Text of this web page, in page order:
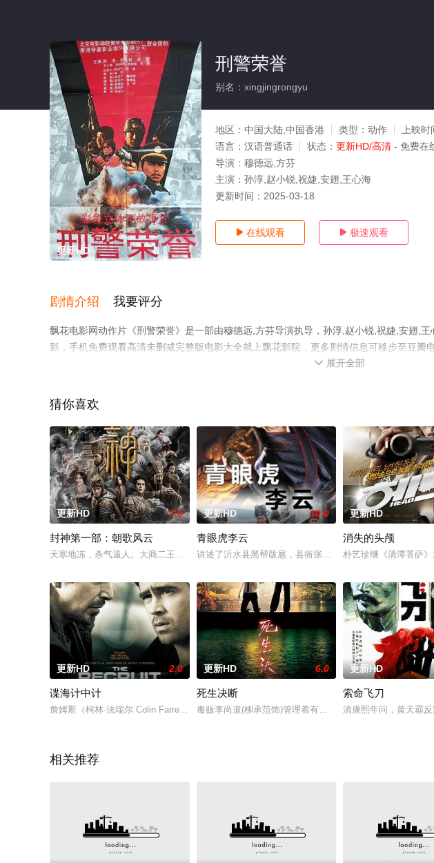
更新HD
刑警荣誉
别名：xingjingrongyu
地区： 中国大陆,中国香港 类型： 动作 上映时
语言： 汉语普通话 状态： 更新HD/高清 - 免费在
导演： 穆德远,方芬
主演： 孙淳,赵小锐,祝婕,安翅,王心海
更新时间： 2025-03-18
 在线观看  极速观看
剧情介绍 我要评分
飘花电影网动作片《刑警荣誉》是一部由穆德远,方芬导演执导，孙淳,赵小锐,祝婕,安翅,
影，手机免费观看高清未删减完整版电影大全就上飘花影院，更多剧情信息可移步至豆瓣
 展开全部
猜你喜欢
更新HD 7.0
封神第一部：朝歌风云
天寒地冻，杀气逼人。大商二王子殷寿（费翔 饰）带领亲手调教的质子旅和殷商大军征讨叛乱的
更新HD 10.0
青眼虎李云
讲述了沂水县黑帮跋扈，县衙张大人明哲保身，与虎联帮
更新HD
消失的头颅
朴艺珍继《清潭菩萨
更新HD 2.0
谍海计中计
詹姆斯（柯林·法瑞尔 Colin Farrell 饰）以优等生的身份顺利通过中情局的初期审查，和其它精
更新HD 6.0
死生决断
毒贩李尚道(柳承范饰)管理着有三万顾客的黄金区域，住着
更新HD
索命飞刀
清康熙年问，黄天霸
相关推荐